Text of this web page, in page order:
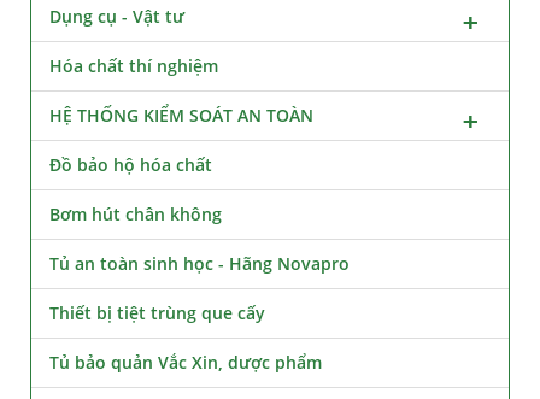
Dụng cụ - Vật tư
Hóa chất thí nghiệm
HỆ THỐNG KIỂM SOÁT AN TOÀN
Đồ bảo hộ hóa chất
Bơm hút chân không
Tủ an toàn sinh học - Hãng Novapro
Thiết bị tiệt trùng que cấy
Tủ bảo quản Vắc Xin, dược phẩm